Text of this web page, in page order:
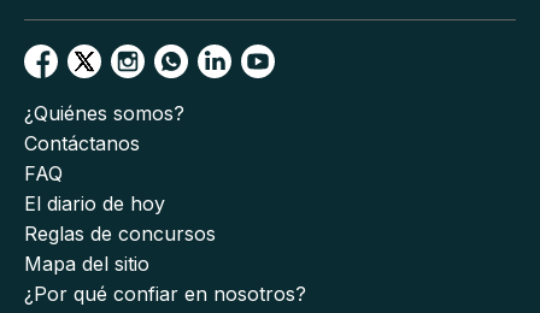
¿Quiénes somos?
Contáctanos
FAQ
El diario de hoy
Reglas de concursos
Mapa del sitio
¿Por qué confiar en nosotros?